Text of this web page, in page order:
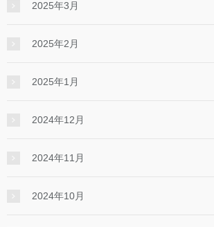
2025年3月
2025年2月
2025年1月
2024年12月
2024年11月
2024年10月